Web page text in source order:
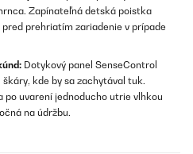
Zapínateľná detská poistka
prehriatím zariadenie v prípade
Dotykový panel SenseControl
kde by sa zachytával tuk.
po uvarení jednoducho utrie vlhkou
na údržbu.